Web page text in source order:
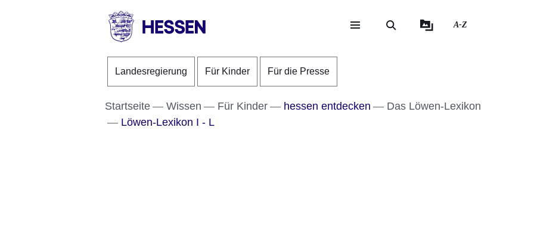
Direkt zum Kopf der Seite
Direkt zum Inhalt
Direkt zum Fuß der Seite
Landesregierung
A-Z
Landesregierung Für Kinder Für die Presse
Startseite Wissen Für Kinder hessen entdecken
Das Löwen-Lexikon
Löwen-Lexikon I - L